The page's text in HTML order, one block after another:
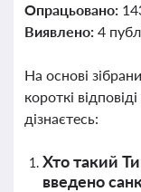
Опрацьовано:
Виявлено: 4
На основі
короткі
дізнаєтесь:
Хто такий
введено